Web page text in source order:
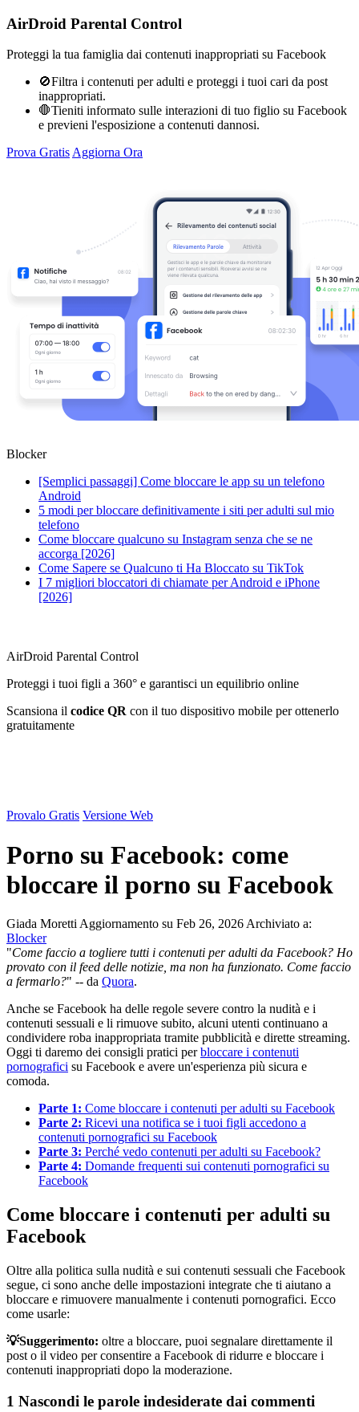
AirDroid Parental Control
Proteggi la tua famiglia dai contenuti inappropriati su Facebook
🚫Filtra i contenuti per adulti e proteggi i tuoi cari da post
inappropriati.
🛑Tieniti informato sulle interazioni di tuo figlio su Facebook
e previeni l'esposizione a contenuti dannosi.
Prova GratisAggiorna Ora
Blocker
[Semplici passaggi] Come bloccare le app su un telefono
Android
5 modi per bloccare definitivamente i siti per adulti sul mio
telefono
Come bloccare qualcuno su Instagram senza che se ne
accorga [2026]
Come Sapere se Qualcuno ti Ha Bloccato su TikTok
I 7 migliori bloccatori di chiamate per Android e iPhone
[2026]
AirDroid Parental Control
Proteggi i tuoi figli a 360° e garantisci un equilibrio online
Scansiona il codice QR con il tuo dispositivo mobile per ottenerlo
gratuitamente
Provalo Gratis Versione Web
Porno su Facebook: come
bloccare il porno su Facebook
Giada Moretti Aggiornamento su Feb 26, 2026 Archiviato a:
Blocker
"Come faccio a togliere tutti i contenuti per adulti da Facebook? Ho
provato con il feed delle notizie, ma non ha funzionato. Come faccio
a fermarlo?" -- da Quora.
Anche se Facebook ha delle regole severe contro la nudità e i
contenuti sessuali e li rimuove subito, alcuni utenti continuano a
condividere roba inappropriata tramite pubblicità e dirette streaming.
Oggi ti daremo dei consigli pratici perbloccare i contenuti
pornografici su Facebook e avere un'esperienza più sicura e
comoda.
Parte 1: Come bloccare i contenuti per adulti su Facebook
Parte 2: Ricevi una notifica se i tuoi figli accedono a
contenuti pornografici su Facebook
Parte 3: Perché vedo contenuti per adulti su Facebook?
Parte 4: Domande frequenti sui contenuti pornografici su
Facebook
Come bloccare i contenuti per adulti su
Facebook
Oltre alla politica sulla nudità e sui contenuti sessuali che Facebook
segue, ci sono anche delle impostazioni integrate che ti aiutano a
bloccare e rimuovere manualmente i contenuti pornografici. Ecco
come usarle:
💡Suggerimento: oltre a bloccare, puoi segnalare direttamente il
post o il video per consentire a Facebook di ridurre e bloccare i
contenuti inappropriati dopo la moderazione.
1 Nascondi le parole indesiderate dai commenti